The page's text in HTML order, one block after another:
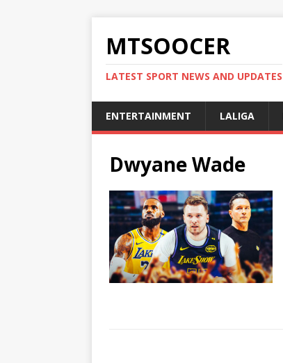
MTSOOCER
LATEST SPORT NEWS AND UPDATES
ENTERTAINMENT LALIGA
Dwyane Wade